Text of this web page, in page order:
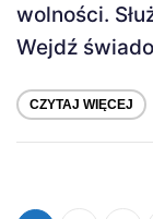
wolności.
Wejdź
CZYTAJ WIĘCEJ